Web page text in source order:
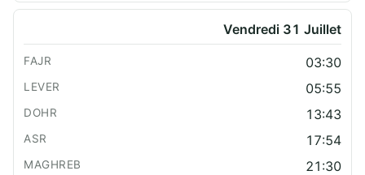
Vendredi 31 Juillet
03:30
05:55
13:43
17:54
21:30